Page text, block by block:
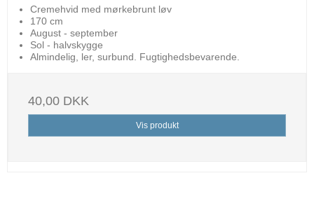
Cremehvid med mørkebrunt løv
170 cm
August - september
Sol - halvskygge
Almindelig, ler, surbund. Fugtighedsbevarende.
40,00 DKK
Vis produkt